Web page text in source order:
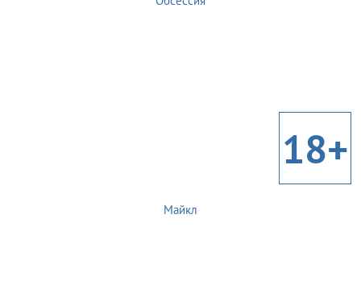
18+
Майкл